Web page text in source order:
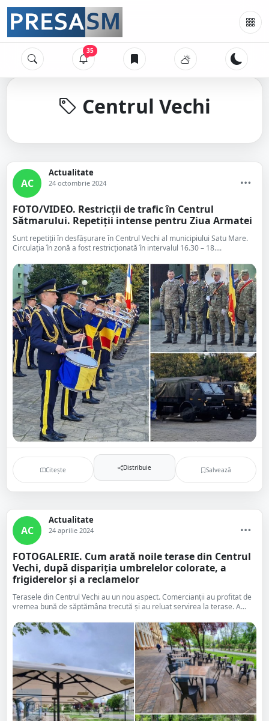
35
Centrul Vechi
AC
Actualitate
24 octombrie 2024
FOTO/VIDEO. Restricții de trafic în Centrul
Sătmarului. Repetiții intense pentru Ziua Armatei
Sunt repetiții în desfășurare în Centrul Vechi al municipiului Satu Mare.
Circulația în zonă a fost restricționată în intervalul 16.30 – 18....
Citește Distribuie Salvează
AC
Actualitate
24 aprilie 2024
FOTOGALERIE. Cum arată noile terase din Centrul
Vechi, după dispariția umbrelelor colorate, a
frigiderelor și a reclamelor
Terasele din Centrul Vechi au un nou aspect. Comercianții au profitat de
vremea bună de săptămâna trecută și au reluat servirea la terase. A...